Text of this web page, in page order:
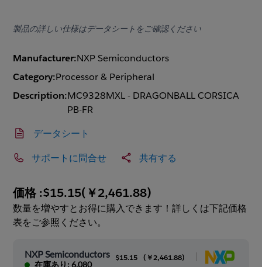
製品の詳しい仕様はデータシートをご確認ください
Manufacturer:NXP Semiconductors
Category:Processor & Peripheral
Description:MC9328MXL - DRAGONBALL CORSICA
PB-FR
データシート
サポートに問合せ 共有する
価格 :$15.15(￥2,461.88)
数量を増やすとお得に購入できます！詳しくは下記価格
表をご参照ください。
NXP Semiconductors
在庫あり: 6,080
$15.15 ( ￥2,461.88)